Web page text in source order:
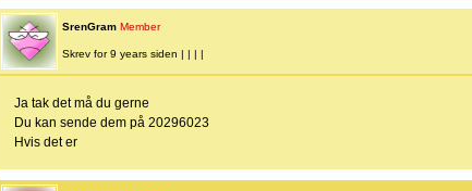
SrenGram Member
Skrev for 9 years siden | | | |
Ja tak det må du gerne
Du kan sende dem på 20296023
Hvis det er